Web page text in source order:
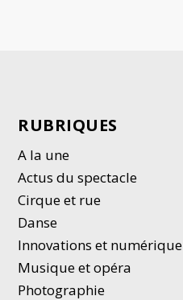
RUBRIQUES
A la une
Actus du spectacle
Cirque et rue
Danse
Innovations et numérique
Musique et opéra
Photographie